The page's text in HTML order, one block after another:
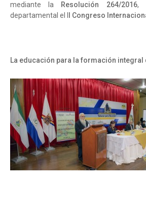
mediante la
Resolución 264/2016,
departamental el I
I Congreso
La educación para la formación integral